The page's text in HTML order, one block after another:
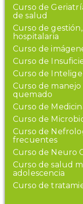
Curso de
de salud
Curso de
hospitalaria
Curso de
Curso de
Curso de
Curso de
quemado
Curso de
Curso de
Curso de
frecuentes
Curso de Neuro
Curso de salud
adolescencia
Curso de